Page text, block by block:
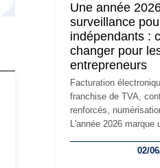
siège social répond
étape de la vie de
plusieurs formalités
Une année
surveillance
indépendants :
changer pour
entrepreneurs
Facturation
franchise de TVA,
renforcés,
L'année 2026 marque
travailleurs
02/